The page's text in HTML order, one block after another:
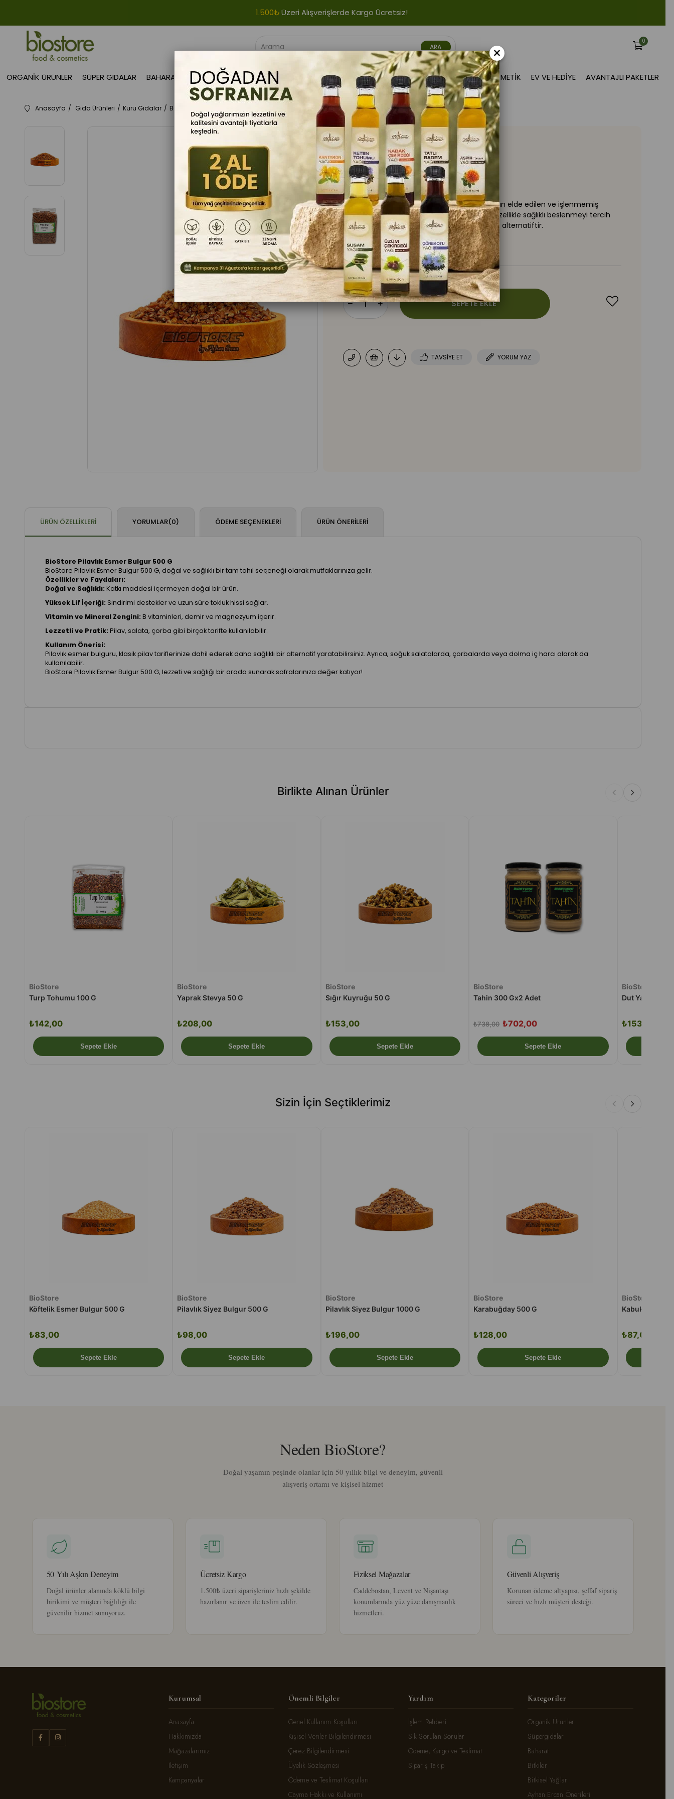
1.500₺Üzeri Alışverişlerde Kargo Ücretsiz!
0
ORGANIK ÜRÜNLER SÜPER GIDALAR BAHARAT GIDA TAKVIYELERI GIDA ÜRÜNLERI BITKI ÜRÜNLERI BITKISEL YAĞLAR BITKISEL KOZMETIK EV VE HEDIYE AVANTAJLI PAKETLER
Anasayfa Gıda Ürünleri Kuru Gıdalar Bakliyatlar
Pilavlık Esmer Bulgur 500 G
Barkod:1234500001017
Esmer bulgur, buğdayın en besleyici kısmından elde edilen ve işlenmemiş
yapısıyla lif, vitamin ve mineral deposudur. Özellikle sağlıklı beslenmeyi tercih
edenler için hem besleyici hem de lezzetli bir alternatiftir.
₺83,00
BioStore
TAVSIYE ET YORUM YAZ
ÜRÜN ÖZELLIKLERI YORUMLAR(0) ÖDEME SEÇENEKLERI ÜRÜN ÖNERILERI
BioStore Pilavlık Esmer Bulgur 500 G
BioStore Pilavlık Esmer Bulgur 500 G, doğal ve sağlıklı bir tam tahıl seçeneği olarak mutfaklarınıza gelir.
Özellikler ve Faydaları:
Doğal ve Sağlıklı: Katkı maddesi içermeyen doğal bir ürün.
Yüksek Lif İçeriği: Sindirimi destekler ve uzun süre tokluk hissi sağlar.
Vitamin ve Mineral Zengini: B vitaminleri, demir ve magnezyum içerir.
Lezzetli ve Pratik: Pilav, salata, çorba gibi birçok tarifte kullanılabilir.
Kullanım Önerisi:
Pilavlık esmer bulguru, klasik pilav tariflerinize dahil ederek daha sağlıklı bir alternatif yaratabilirsiniz. Ayrıca, soğuk salatalarda, çorbalarda veya dolma iç harcı olarak da
kullanılabilir.
BioStore Pilavlık Esmer Bulgur 500 G, lezzeti ve sağlığı bir arada sunarak sofralarınıza değer katıyor!
Neden BioStore?
Doğal yaşamın peşinde olanlar için 50 yıllık bilgi ve deneyim, güvenli
alışveriş ortamı ve kişisel hizmet
50 Yılı Aşkın Deneyim
Doğal ürünler alanında köklü bilgi
birikimi ve müşteri bağlılığı ile
güvenilir hizmet sunuyoruz.
Ücretsiz Kargo
1.500₺ üzeri siparişleriniz hızlı şekilde
hazırlanır ve özen ile teslim edilir.
Fiziksel Mağazalar
Caddebostan, Levent ve Nişantaşı
konumlarında yüz yüze danışmanlık
hizmetleri.
Güvenli Alışveriş
Korunan ödeme altyapısı, şeffaf sipariş
süreci ve hızlı müşteri desteği.
Kurumsal
Anasayfa
Hakkımızda
Mağazalarımız
İletişim
Kampanyalar
Önemli Bilgiler
Genel Kullanım Koşulları
Kişisel Veriler Bilgilendirmesi
Çerez Bilgilendirmesi
Üyelik Sözleşmesi
Ödeme ve Teslimat Koşulları
Cayma Hakkı ve Kullanımı
Yardım
İşlem Rehberi
Sık Sorulan Sorular
Ödeme, Kargo ve Teslimat
Sipariş Takip
Kategoriler
Organik Ürünler
Süpergıdalar
Baharat
Bitkiler
Bitkisel Yağlar
Ayhan Ercan Önerileri
×